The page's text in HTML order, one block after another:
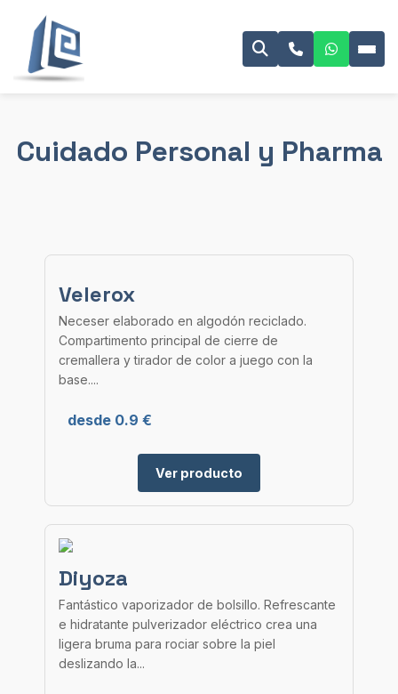
Cuidado Personal y Pharma
Velerox
Neceser elaborado en algodón reciclado.
Compartimento principal de cierre de
cremallera y tirador de color a juego con la
base....
desde 0.9 €
Ver producto
Diyoza
Fantástico vaporizador de bolsillo. Refrescante
e hidratante pulverizador eléctrico crea una
ligera bruma para rociar sobre la piel
deslizando la...